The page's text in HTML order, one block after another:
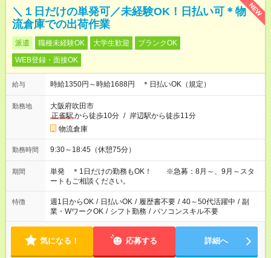
NEW
＼１日だけの単発可／未経験OK！日払い可＊物
流倉庫での出荷作業
派遣 職種未経験OK 大学生歓迎
ブランクOK
WEB登録・面接OK
給与 時給1350円～時給1688円 ＊日払いOK（規定）
勤務地
大阪府吹田市
正雀駅から徒歩10分 / 岸辺駅から徒歩11分
物流倉庫
勤務時間 9:30～18:45（休憩75分）
期間
単発 ＊1日だけの勤務もOK！ ※急募：8月～、9月～スタ
ートもご相談ください。
特徴 週1日からOK / 日払いOK / 履歴書不要 / 40～50代活躍中 / 副
業・WワークOK / シフト勤務 / パソコンスキル不要
気になる！ 応募する 詳細へ